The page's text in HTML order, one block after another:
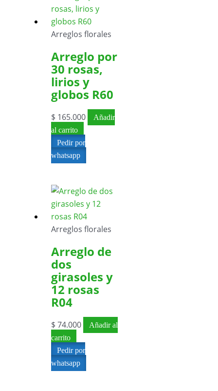
Arreglos florales
Arreglo por
30 rosas,
lirios y
globos R60
$ 165.000
Añadir
al carrito
Pedir por
whatsapp
Arreglos florales
Arreglo de
dos
girasoles y
12 rosas
R04
$ 74.000
Añadir al
carrito
Pedir por
whatsapp